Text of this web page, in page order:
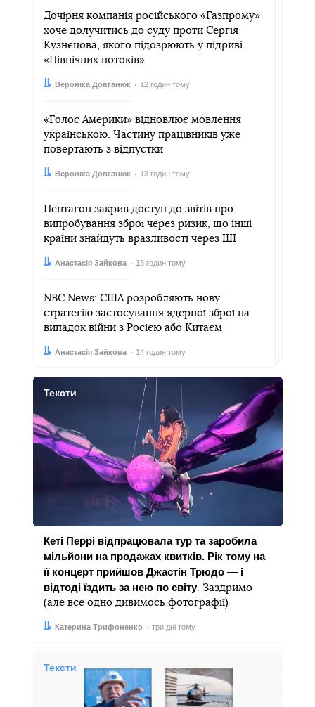
Дочірня компанія російського «Газпрому»
хоче долучитись до суду проти Сергія
Кузнєцова, якого підозрюють у підриві
«Північних потоків»
Автор:
Вероніка Довганюк
Дата: 12 годин тому
«Голос Америки» відновлює мовлення
українською. Частину працівників уже
повертають з відпустки
Автор:
Вероніка Довганюк
Дата: 13 годин тому
Пентагон закрив доступ до звітів про
випробування зброї через ризик, що інші
країни знайдуть вразливості через ШІ
Автор:Анастасія Зайкова
Дата: 13 годин тому
NBC News: США розробляють нову
стратегію застосування ядерної зброї на
випадок війни з Росією або Китаєм
Автор:Анастасія Зайкова
Дата: 14 годин тому
Тексти
Кеті Перрі відпрацювала тур та заробила
мільйони на продажах квитків. Рік тому на
її концерт прийшов Джастін Трюдо — і
відтоді їздить за нею по світу. Заздримо
(але все одно дивимось фотографії)
Автор:
Катерина Трифоненко
Дата: три дні тому
Тексти